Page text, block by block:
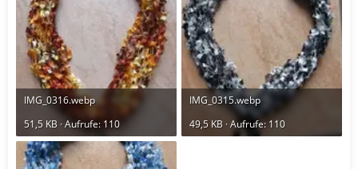
IMG_0316.webp
51,5 KB · Aufrufe: 110
IMG_0315.webp
49,5 KB · Aufrufe: 110